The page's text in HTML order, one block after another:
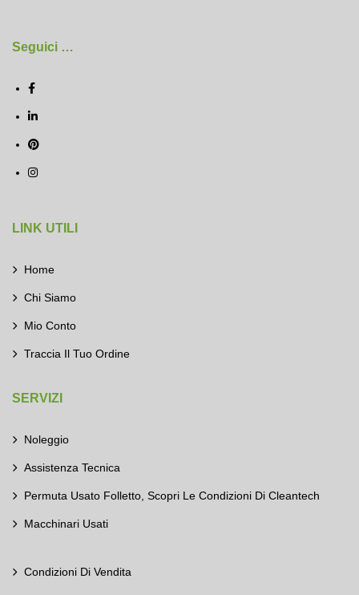
Seguici …
LINK UTILI
Home
Chi Siamo
Mio Conto
Traccia Il Tuo Ordine
SERVIZI
Noleggio
Assistenza Tecnica
Permuta Usato Folletto, Scopri Le Condizioni Di Cleantech
Macchinari Usati
Condizioni Di Vendita